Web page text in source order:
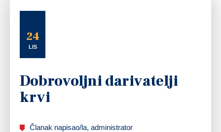
24
LIS
Dobrovoljni darivatelji
krvi
Članak napisao/la, administrator